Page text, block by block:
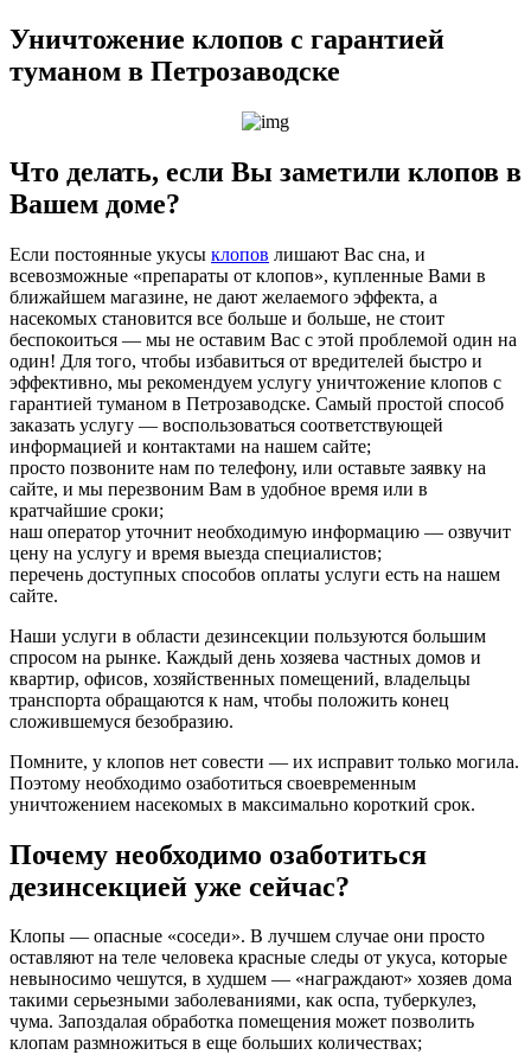
Уничтожение клопов с гарантией
туманом в Петрозаводске
Что делать, если Вы заметили клопов в
Вашем доме?
Если постоянные укусы клопов лишают Вас сна, и
всевозможные «препараты от клопов», купленные Вами в
ближайшем магазине, не дают желаемого эффекта, а
насекомых становится все больше и больше, не стоит
беспокоиться — мы не оставим Вас с этой проблемой один на
один! Для того, чтобы избавиться от вредителей быстро и
эффективно, мы рекомендуем услугу уничтожение клопов с
гарантией туманом в Петрозаводске. Самый простой способ
заказать услугу — воспользоваться соответствующей
информацией и контактами на нашем сайте;
просто позвоните нам по телефону, или оставьте заявку на
сайте, и мы перезвоним Вам в удобное время или в
кратчайшие сроки;
наш оператор уточнит необходимую информацию — озвучит
цену на услугу и время выезда специалистов;
перечень доступных способов оплаты услуги есть на нашем
сайте.
Наши услуги в области дезинсекции пользуются большим
спросом на рынке. Каждый день хозяева частных домов и
квартир, офисов, хозяйственных помещений, владельцы
транспорта обращаются к нам, чтобы положить конец
сложившемуся безобразию.
Помните, у клопов нет совести — их исправит только могила.
Поэтому необходимо озаботиться своевременным
уничтожением насекомых в максимально короткий срок.
Почему необходимо озаботиться
дезинсекцией уже сейчас?
Клопы — опасные «соседи». В лучшем случае они просто
оставляют на теле человека красные следы от укуса, которые
невыносимо чешутся, в худшем — «награждают» хозяев дома
такими серьезными заболеваниями, как оспа, туберкулез,
чума. Запоздалая обработка помещения может позволить
клопам размножиться в еще больших количествах;